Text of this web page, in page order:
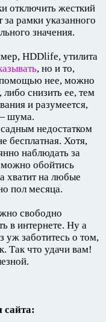
отключить жесткий
за рамки указанного
значения.
HDDlife, утилита
, но и то,
помощью нее, можно
снизить ее, тем
и разумеется,
шума.
недостатком
бесплатная. Хотя,
наблюдать за
можно обойтись
хватит на любые
пол месяца.
свободно
в интернете. Ну а
уж заботитесь о том,
Так что удачи вам!
сайта: